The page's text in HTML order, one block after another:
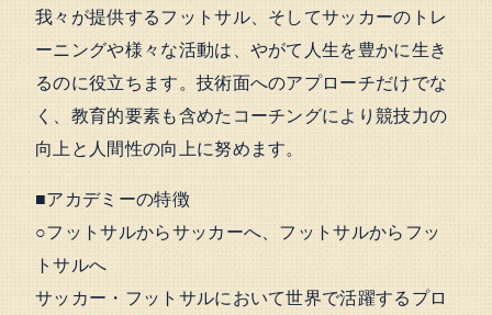
我々が提供するフットサル、そしてサッカーのトレ
ーニングや様々な活動は、やがて人生を豊かに生き
るのに役立ちます。技術面へのアプローチだけでな
く、教育的要素も含めたコーチングにより競技力の
向上と人間性の向上に努めます。
■アカデミーの特徴
○フットサルからサッカーへ、フットサルからフッ
トサルへ
サッカー・フットサルにおいて世界で活躍するプロ